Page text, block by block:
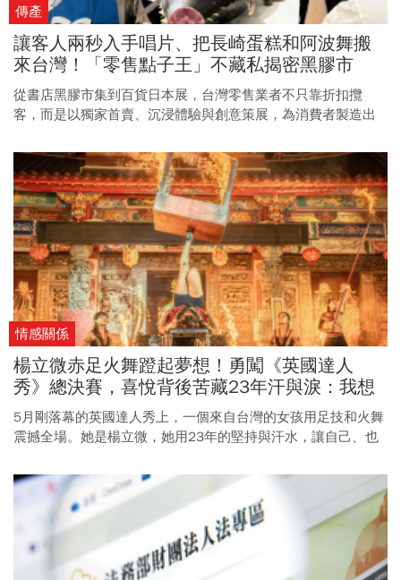
傳產
讓客人兩秒入手唱片、把長崎蛋糕和阿波舞搬
來台灣！「零售點子王」不藏私揭密黑膠市
集、日本展吸客術
從書店黑膠市集到百貨日本展，台灣零售業者不只靠折扣攬
客，而是以獨家首賣、沉浸體驗與創意策展，為消費者製造出
情感關係
楊立微赤足火舞蹬起夢想！勇闖《英國達人
秀》總決賽，喜悅背後苦藏23年汗與淚：我想
一路舞到99歲
5月剛落幕的英國達人秀上，一個來自台灣的女孩用足技和火舞
震撼全場。她是楊立微，她用23年的堅持與汗水，讓自己、也